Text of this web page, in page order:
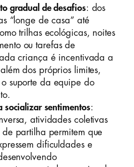
gradual de desafios: dos
“longe de casa” até
trilhas ecológicas, noites
ou tarefas de
criança é incentivada a
dos próprios limites,
o suporte da equipe do
socializar sentimentos:
atividades coletivas
partilha permitem que
dificuldades e